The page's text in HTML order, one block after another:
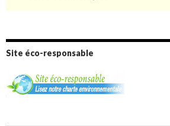
Site éco-responsable